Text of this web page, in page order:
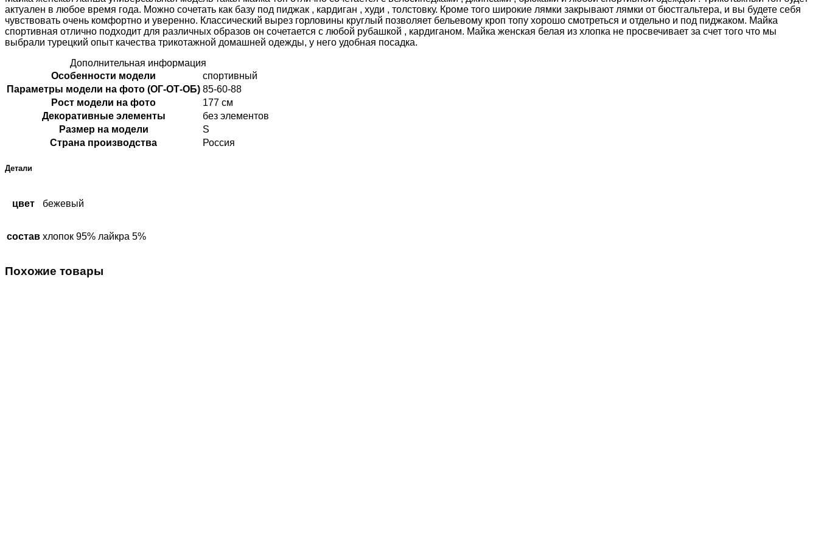
актуален в любое время года. Можно сочетать как базу под пиджак , кардиган , худи , толстовку. Кроме того широкие лямки закрывают лямки от бюстгальтера, и вы будете себя
чувствовать очень комфортно и уверенно. Классический вырез горловины круглый позволяет бельевому кроп топу хорошо смотреться и отдельно и под пиджаком. Майка
спортивная отлично подходит для различных образов он сочетается с любой рубашкой , кардиганом. Майка женская белая из хлопка не просвечивает за счет того что мы
выбрали турецкий опыт качества трикотажной домашней одежды, у него удобная посадка.
Дополнительная информация
Особенности модели
спортивный
Параметры модели на фото (ОГ-ОТ-ОБ) 85-60-88
Рост модели на фото
177 см
Декоративные элементы
без элементов
Размер на модели
S
Страна производства
Россия
Детали
цвет бежевый
состав хлопок 95% лайкра 5%
Похожие товары